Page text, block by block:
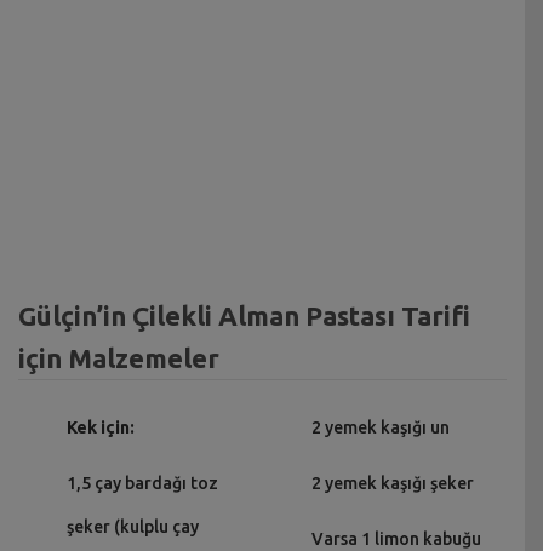
Gülçin’in Çilekli Alman Pastası Tarifi
için Malzemeler
Kek için:
1,5 çay bardağı toz
şeker (kulplu çay
2 yemek kaşığı un
2 yemek kaşığı şeker
Varsa 1 limon kabuğu